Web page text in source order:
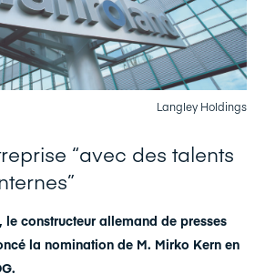
Langley Holdings
“avec des talents
le constructeur allemand de presses
la nomination de M. Mirko Kern en